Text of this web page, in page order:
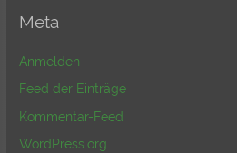
Meta
Anmelden
Feed der Einträge
Kommentar-Feed
WordPress.org